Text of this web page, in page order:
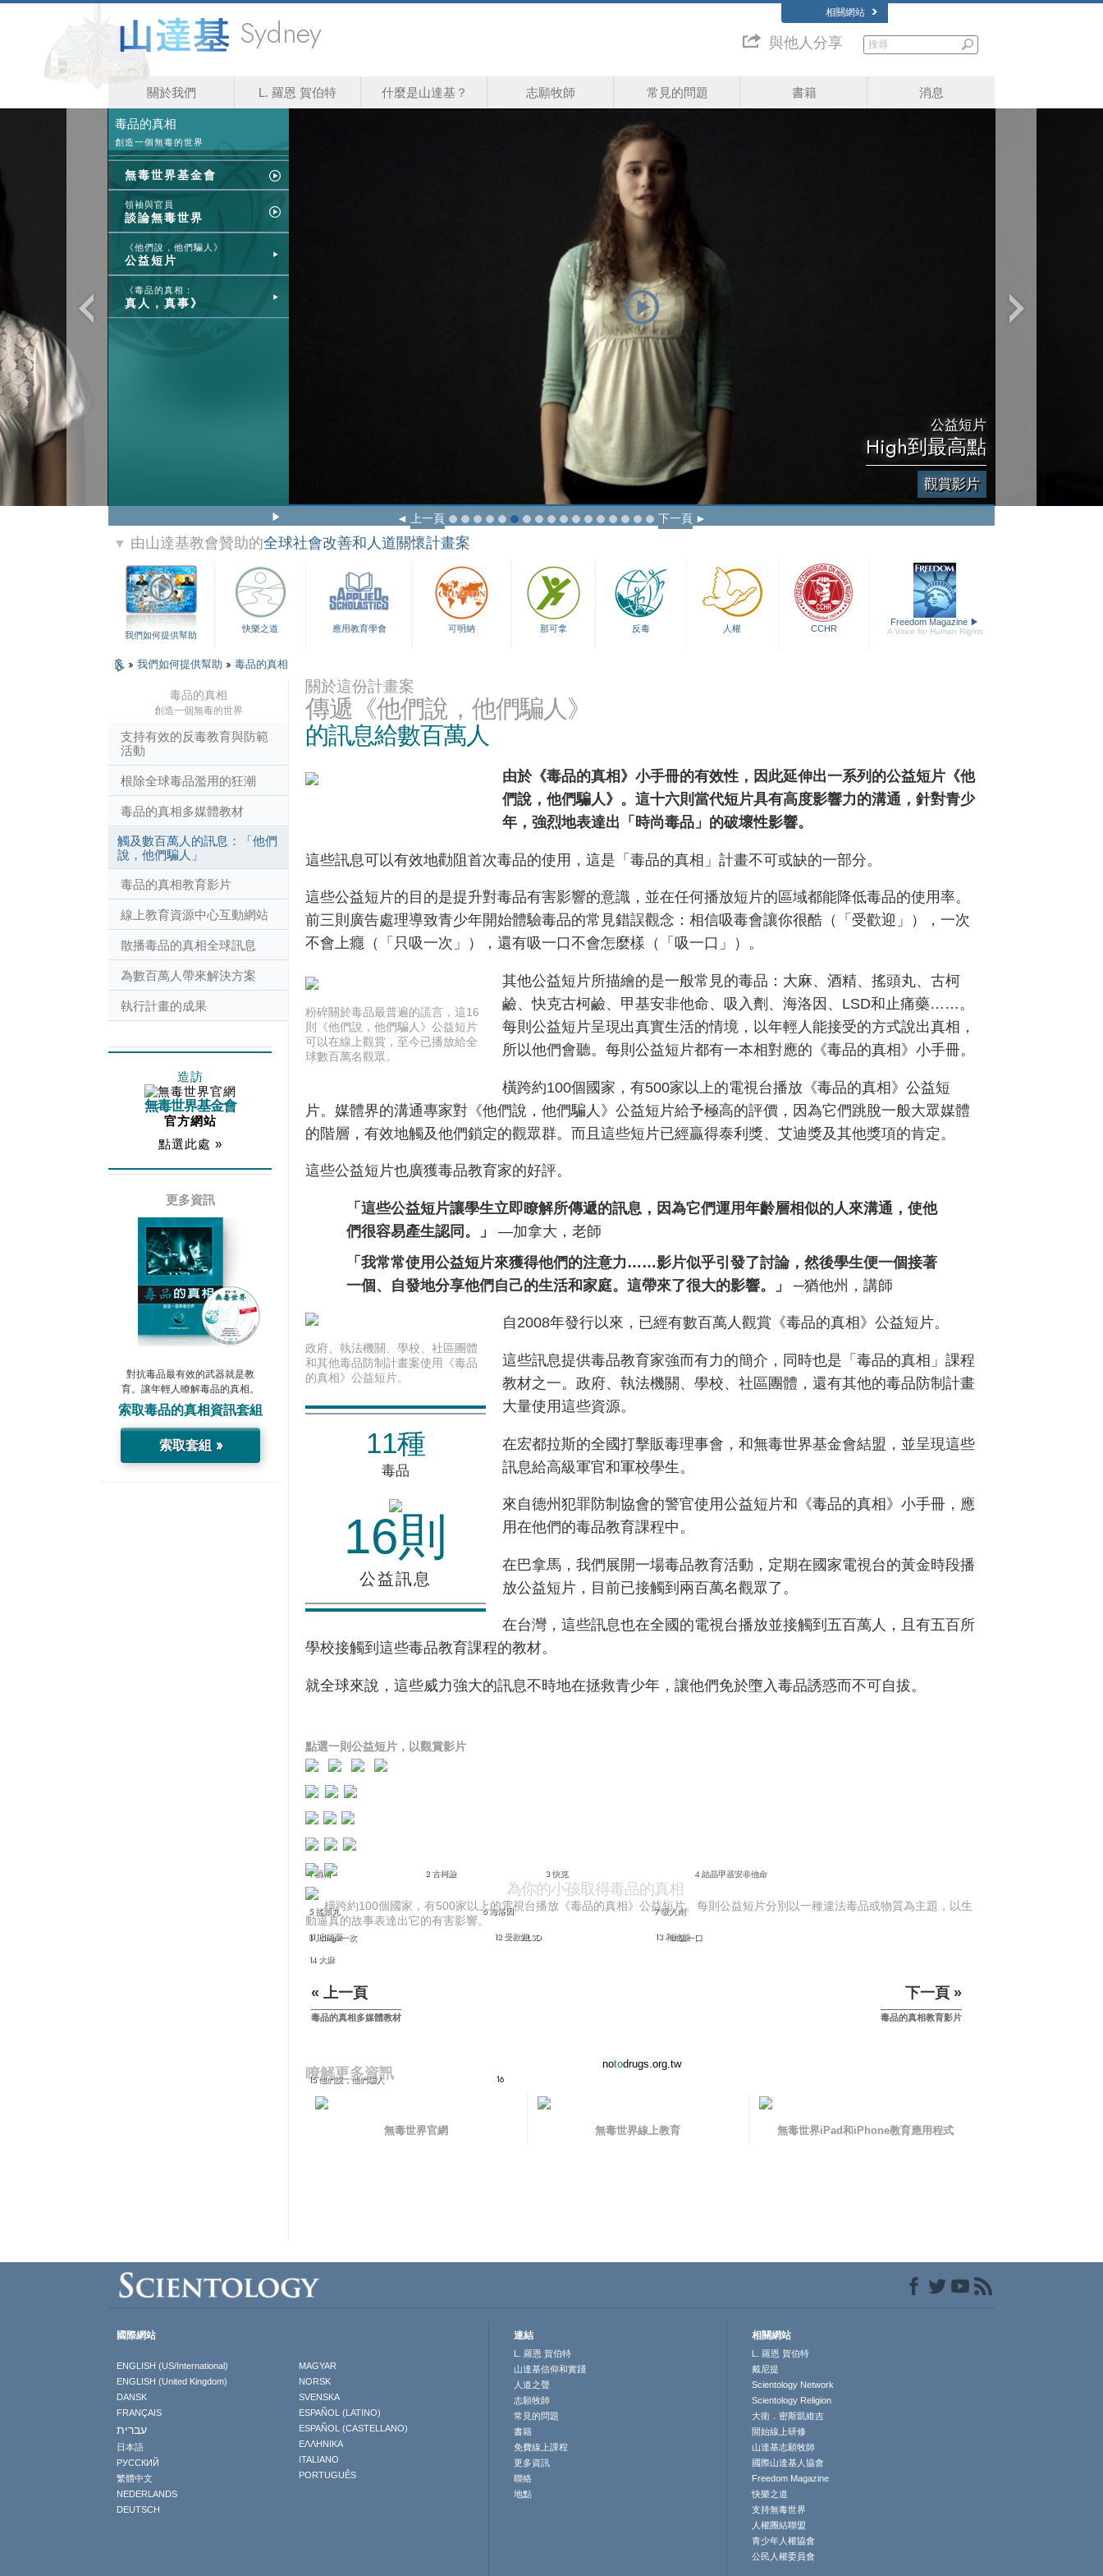
相關網站
Sydney 與他人分享
關於我們 L. 羅恩 賀伯特 什麼是山達基？ 志願牧師 常見的問題 書籍 消息
毒品的真相
創造一個無毒的世界
無毒世界基金會
領袖與官員
談論無毒世界
《他們說，他們騙人》
公益短片
《毒品的真相：
真人，真事》
公益短片
High到最高點
觀賞影片
上一頁 下一頁
▼ 由山達基教會贊助的全球社會改善和人道關懷計畫案
我們如何提供幫助
快樂之道 應用教育學會 可明納 那可拿 反毒 人權 CCHR
Freedom Magazine ▶
A Voice for Human Rights
» 我們如何提供幫助 » 毒品的真相
關於這份計畫案
傳遞《他們說，他們騙人》
的訊息給數百萬人
由於《毒品的真相》小手冊的有效性，因此延伸出一系列的公益短片《他
們說，他們騙人》。這十六則當代短片具有高度影響力的溝通，針對青少
年，強烈地表達出「時尚毒品」的破壞性影響。
這些訊息可以有效地勸阻首次毒品的使用，這是「毒品的真相」計畫不可或缺的一部分。
這些公益短片的目的是提升對毒品有害影響的意識，並在任何播放短片的區域都能降低毒品的使用率。
前三則廣告處理導致青少年開始體驗毒品的常見錯誤觀念：相信吸毒會讓你很酷（「受歡迎」），一次
不會上癮（「只吸一次」），還有吸一口不會怎麼樣（「吸一口」）。
粉碎關於毒品最普遍的謊言，這16
則《他們說，他們騙人》公益短片
可以在線上觀賞，至今已播放給全
球數百萬名觀眾。
其他公益短片所描繪的是一般常見的毒品：大麻、酒精、搖頭丸、古柯
鹼、快克古柯鹼、甲基安非他命、吸入劑、海洛因、LSD和止痛藥……。
每則公益短片呈現出真實生活的情境，以年輕人能接受的方式說出真相，
所以他們會聽。每則公益短片都有一本相對應的《毒品的真相》小手冊。
橫跨約100個國家，有500家以上的電視台播放《毒品的真相》公益短
片。媒體界的溝通專家對《他們說，他們騙人》公益短片給予極高的評價，因為它們跳脫一般大眾媒體
的階層，有效地觸及他們鎖定的觀眾群。而且這些短片已經贏得泰利獎、艾迪獎及其他獎項的肯定。
這些公益短片也廣獲毒品教育家的好評。
「這些公益短片讓學生立即瞭解所傳遞的訊息，因為它們運用年齡層相似的人來溝通，使他
們很容易產生認同。」
—加拿大，老師
「我常常使用公益短片來獲得他們的注意力……影片似乎引發了討論，然後學生便一個接著
一個、自發地分享他們自己的生活和家庭。這帶來了很大的影響。」 ─猶他州，講師
政府、執法機關、學校、社區團體
和其他毒品防制計畫案使用《毒品
的真相》公益短片。
11種
毒品
16則
公益訊息
自2008年發行以來，已經有數百萬人觀賞《毒品的真相》公益短片。
這些訊息提供毒品教育家強而有力的簡介，同時也是「毒品的真相」課程
教材之一。政府、執法機關、學校、社區團體，還有其他的毒品防制計畫
大量使用這些資源。
在宏都拉斯的全國打擊販毒理事會，和無毒世界基金會結盟，並呈現這些
訊息給高級軍官和軍校學生。
來自德州犯罪防制協會的警官使用公益短片和《毒品的真相》小手冊，應
用在他們的毒品教育課程中。
在巴拿馬，我們展開一場毒品教育活動，定期在國家電視台的黃金時段播
放公益短片，目前已接觸到兩百萬名觀眾了。
在台灣，這些訊息也在全國的電視台播放並接觸到五百萬人，且有五百所
學校接觸到這些毒品教育課程的教材。
就全球來說，這些威力強大的訊息不時地在拯救青少年，讓他們免於墮入毒品誘惑而不可自拔。
點選一則公益短片，以觀賞影片
1 酒精 2 古柯鹼 3 快克 4 結晶甲基安非他命
5 搖頭丸 6 海洛因 7 吸入劑
8 只high一次 9 LSD 10 吸一口
11 止痛藥 12 受歡迎
13 利他能
14 大麻
15 他們說，他們騙人 16
為你的小孩取得毒品的真相
notodrugs.org.tw
橫跨約100個國家，有500家以上的電視台播放《毒品的真相》公益短片。每則公益短片分別以一種違法毒品或物質為主題，以生
動逼真的故事表達出它的有害影響。
« 上一頁
毒品的真相多媒體教材
下一頁 »
毒品的真相教育影片
瞭解更多資訊
無毒世界官網 無毒世界線上教育 無毒世界iPad和iPhone教育應用程式
毒品的真相
創造一個無毒的世界
支持有效的反毒教育與防範
活動
根除全球毒品濫用的狂潮
毒品的真相多媒體教材
觸及數百萬人的訊息：「他們
說，他們騙人」
毒品的真相教育影片
線上教育資源中心互動網站
散播毒品的真相全球訊息
為數百萬人帶來解決方案
執行計畫的成果
造訪
無毒世界基金會
官方網站
點選此處 »
更多資訊
對抗毒品最有效的武器就是教
育。讓年輕人瞭解毒品的真相。
索取毒品的真相資訊套組
索取套組 »
國際網站
ENGLISH (US/International)
ENGLISH (United Kingdom)
DANSK
FRANÇAIS
עברית
日本語
РУССКИЙ
繁體中文
NEDERLANDS
DEUTSCH
MAGYAR
NORSK
SVENSKA
ESPAÑOL (LATINO)
ESPAÑOL (CASTELLANO)
ΕΛΛΗΝΙΚA
ITALIANO
PORTUGUÊS
連結
L. 羅恩 賀伯特
山達基信仰和實踐
人道之聲
志願牧師
常見的問題
書籍
免費線上課程
更多資訊
聯絡
地點
相關網站
L. 羅恩 賀伯特
戴尼提
Scientology Network
Scientology Religion
大衛．密斯凱維吉
開始線上研修
山達基志願牧師
國際山達基人協會
Freedom Magazine
快樂之道
支持無毒世界
人權團結聯盟
青少年人權協會
公民人權委員會